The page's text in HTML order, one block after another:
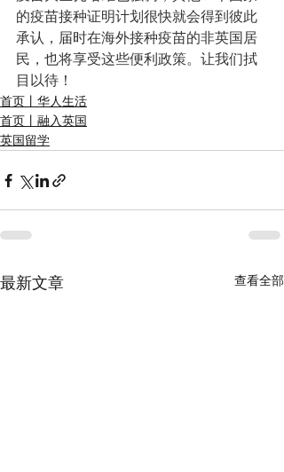
的疫苗接种证明计划很快就会得到彼此
承认，届时在海外接种疫苗的非英国居
民，也将享受这些便利政策。让我们拭
目以待！
首页丨华人生活
首页丨融入英国
英国留学
最新文章 查看全部